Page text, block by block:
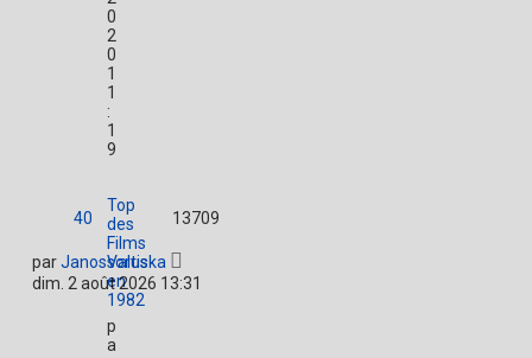
0
2
0
1
1
:
1
9
Top
des
Films
sortis
en
1982
p
a
40 13709
parJanosValuska
dim. 2 août 2026 13:31